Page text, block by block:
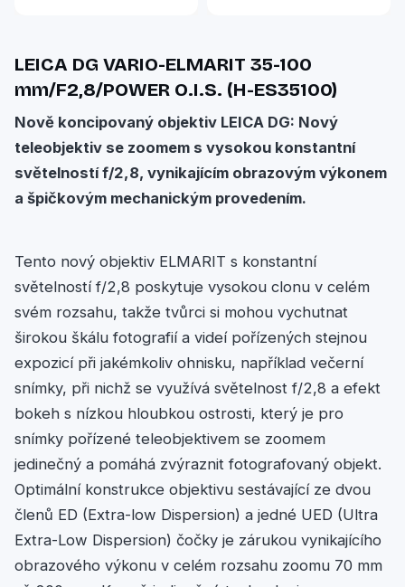
LEICA DG VARIO-ELMARIT 35-100
mm/F2,8/POWER O.I.S. (H-ES35100)
Nově koncipovaný objektiv LEICA DG: Nový
teleobjektiv se zoomem s vysokou konstantní
světelností f/2,8, vynikajícím obrazovým výkonem
a špičkovým mechanickým provedením.
Tento nový objektiv ELMARIT s konstantní
světelností f/2,8 poskytuje vysokou clonu v celém
svém rozsahu, takže tvůrci si mohou vychutnat
širokou škálu fotografií a videí pořízených stejnou
expozicí při jakémkoliv ohnisku, například večerní
snímky, při nichž se využívá světelnost f/2,8 a efekt
bokeh s nízkou hloubkou ostrosti, který je pro
snímky pořízené teleobjektivem se zoomem
jedinečný a pomáhá zvýraznit fotografovaný objekt.
Optimální konstrukce objektivu sestávající ze dvou
členů ED (Extra-low Dispersion) a jedné UED (Ultra
Extra-Low Dispersion) čočky je zárukou vynikajícího
obrazového výkonu v celém rozsahu zoomu 70 mm